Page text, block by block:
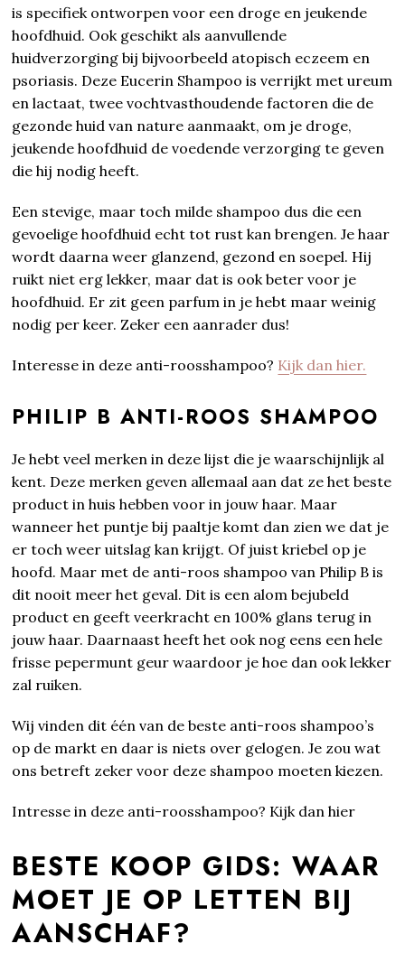
is specifiek ontworpen voor een droge en jeukende
hoofdhuid. Ook geschikt als aanvullende
huidverzorging bij bijvoorbeeld atopisch eczeem en
psoriasis. Deze Eucerin Shampoo is verrijkt met ureum
en lactaat, twee vochtvasthoudende factoren die de
gezonde huid van nature aanmaakt, om je droge,
jeukende hoofdhuid de voedende verzorging te geven
die hij nodig heeft.
Een stevige, maar toch milde shampoo dus die een
gevoelige hoofdhuid echt tot rust kan brengen. Je haar
wordt daarna weer glanzend, gezond en soepel. Hij
ruikt niet erg lekker, maar dat is ook beter voor je
hoofdhuid. Er zit geen parfum in je hebt maar weinig
nodig per keer. Zeker een aanrader dus!
Interesse in deze anti-roosshampoo? Kijk dan hier.
PHILIP B ANTI-ROOS SHAMPOO
Je hebt veel merken in deze lijst die je waarschijnlijk al
kent. Deze merken geven allemaal aan dat ze het beste
product in huis hebben voor in jouw haar. Maar
wanneer het puntje bij paaltje komt dan zien we dat je
er toch weer uitslag kan krijgt. Of juist kriebel op je
hoofd. Maar met de anti-roos shampoo van Philip B is
dit nooit meer het geval. Dit is een alom bejubeld
product en geeft veerkracht en 100% glans terug in
jouw haar. Daarnaast heeft het ook nog eens een hele
frisse pepermunt geur waardoor je hoe dan ook lekker
zal ruiken.
Wij vinden dit één van de beste anti-roos shampoo’s
op de markt en daar is niets over gelogen. Je zou wat
ons betreft zeker voor deze shampoo moeten kiezen.
Intresse in deze anti-roosshampoo? Kijk dan hier
BESTE KOOP GIDS: WAAR
MOET JE OP LETTEN BIJ
AANSCHAF?